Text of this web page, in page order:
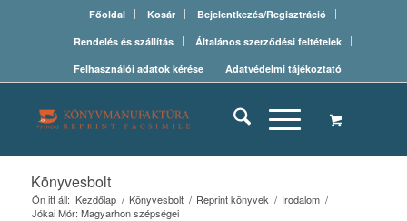
Főoldal Kosár
Bejelentkezés/Regisztráció
Rendelés és szállítás
Általános szerződési feltételek
Felhasználói adatok kérése
Adatvédelmi tájékoztató
Könyvesbolt
Ön itt áll: Kezdőlap / Könyvesbolt / Reprint könyvek / Irodalom /
Jókai Mór: Magyarhon szépségei